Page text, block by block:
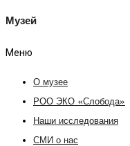
Музей
Меню
О музее
РОО ЭКО «Слобода»
Наши исследования
СМИ о нас